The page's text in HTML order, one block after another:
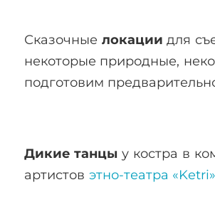
Сказочные локации для
некоторые природные,
подготовим
Дикие танцы у костра в
артистов этно-театра «Ketri»